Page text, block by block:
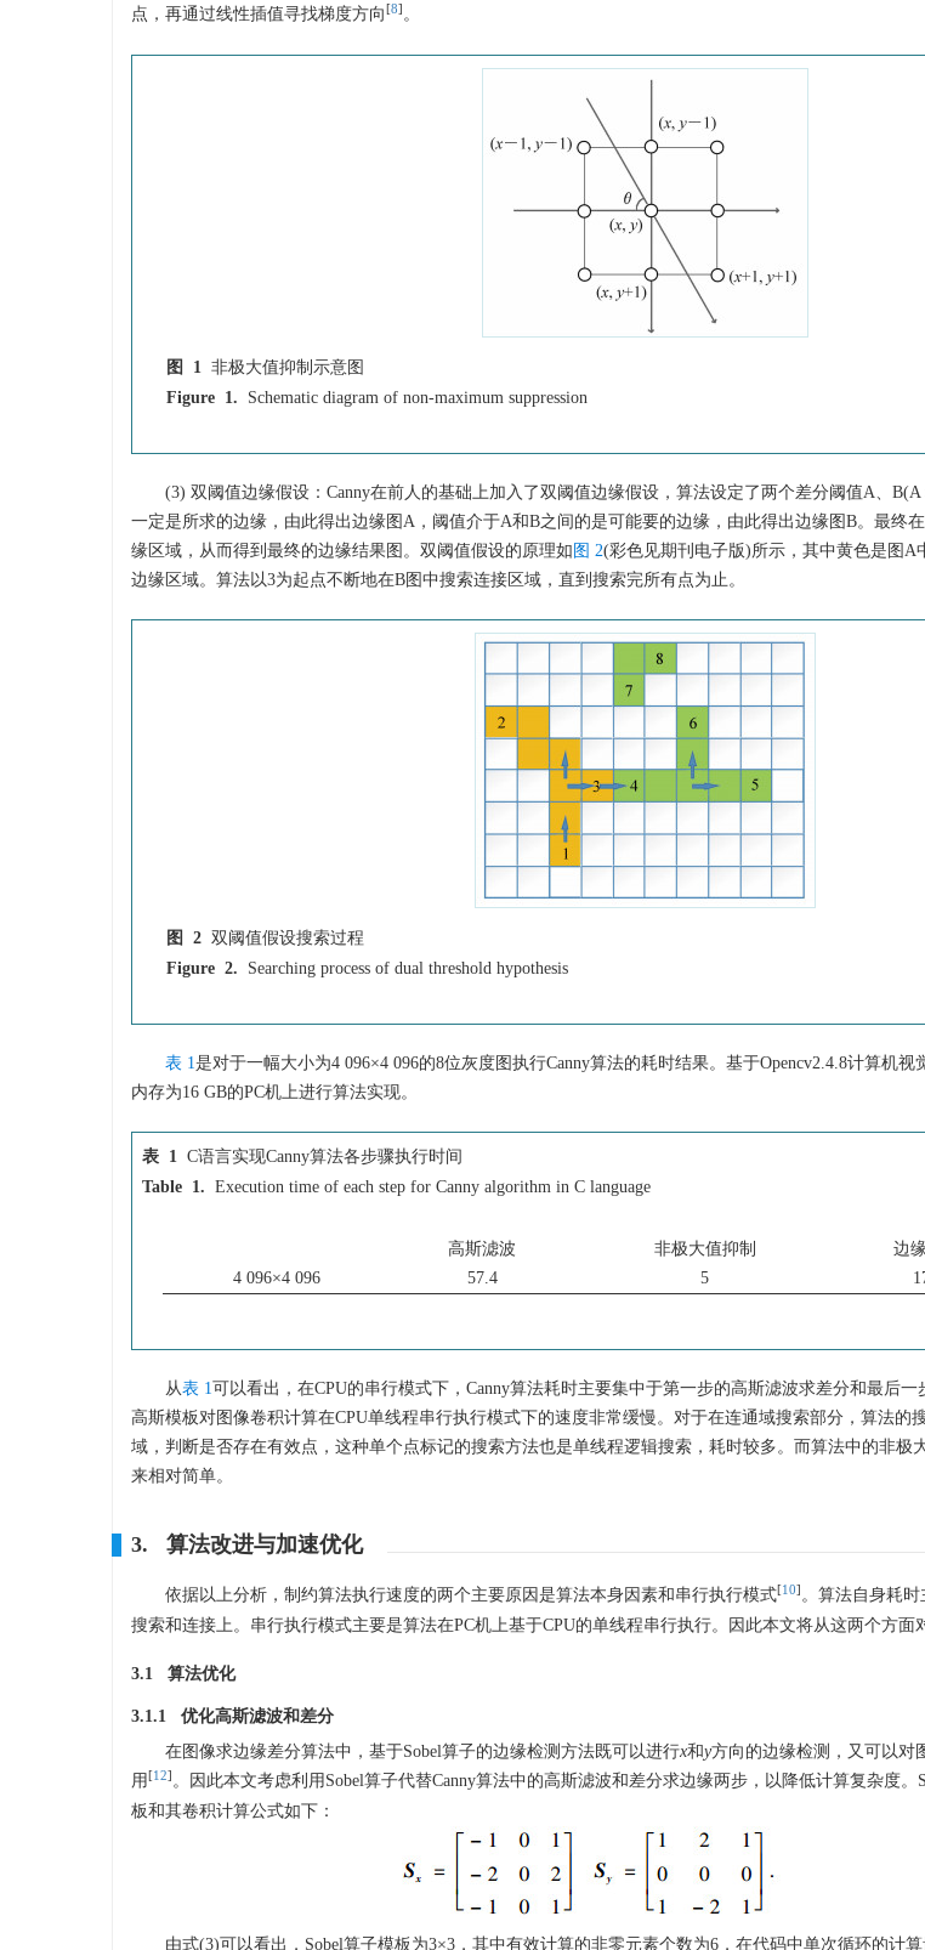
点，再通过线性插值寻找梯度方向 [8] 。
图 1 非极大值抑制示意图
Figure 1.
Schematic diagram of non-maximum suppression
(3) 双阈值边缘假设：Canny在前人的基础上加入了双阈值边缘假设，算法设定了两个差分阈值A、
一定是所求的边缘，由此得出边缘图A，阈值介于A和B之间的是可能要的边缘，由此得出边缘图B。最终
缘区域，从而得到最终的边缘结果图。双阈值假设的原理如 图 2(彩色见期刊电子版)所示，其中黄色是图A
边缘区域。算法以3为起点不断地在B图中搜索连接区域，直到搜索完所有点为止。
图 2 双阈值假设搜索过程
Figure 2.
Searching process of dual threshold hypothesis
表 1是对于一幅大小为4 096×4 096的8位灰度图执行Canny算法的耗时结果。基于Opencv2.4.8计算机视
内存为16 GB的PC机上进行算法实现。
表 1 C语言实现Canny算法各步骤执行时间
Table 1. Execution time of each step for Canny algorithm in C language
高斯滤波
非极大值抑制 边
4 096×4 096
57.4 5
从表 1可以看出，在CPU的串行模式下，Canny算法耗时主要集中于第一步的高斯滤波求差分和最后
高斯模板对图像卷积计算在CPU单线程串行执行模式下的速度非常缓慢。对于在连通域搜索部分，算法的
域，判断是否存在有效点，这种单个点标记的搜索方法也是单线程逻辑搜索，耗时较多。而算法中的非极
来相对简单。
3. 算法改进与加速优化
依据以上分析，制约算法执行速度的两个主要原因是算法本身因素和串行执行模式[10] 。算法自身耗
搜索和连接上。串行执行模式主要是算法在PC机上基于CPU的单线程串行执行。因此本文将从这两个方面
3.1 算法优化
3.1.1 优化高斯滤波和差分
在图像求边缘差分算法中，基于Sobel算子的边缘检测方法既可以进行x和y方向的边缘检测，又可以对
用 [12] 。因此本文考虑利用Sobel算子代替Canny算法中的高斯滤波和差分求边缘两步，以降低计算复杂度。
板和其卷积计算公式如下：
由式(3)可以看出，Sobel算子模板为3×3，其中有效计算的非零元素个数为6，在代码中单次循环的计